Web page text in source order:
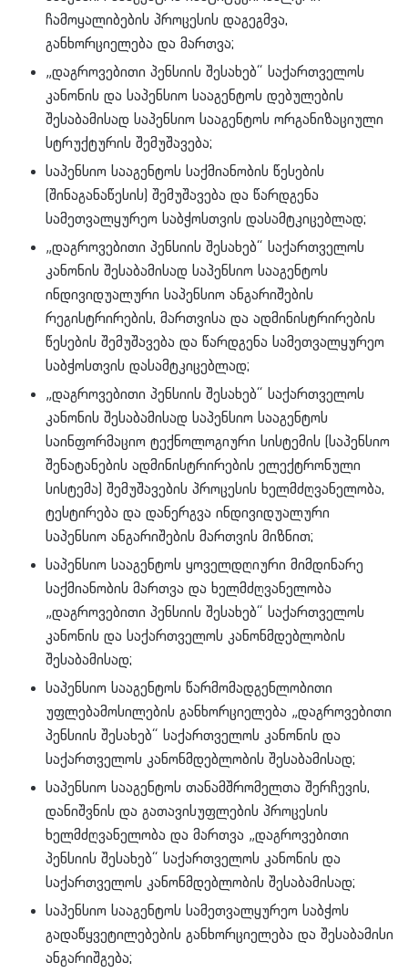
ჩამოყალიბების პროცესის დაგეგმვა,
განხორციელება და მართვა;
„დაგროვებითი პენსიის შესახებ“ საქართველოს
კანონის და საპენსიო სააგენტოს დებულების
შესაბამისად საპენსიო სააგენტოს ორგანიზაციული
სტრუქტურის შემუშავება;
საპენსიო სააგენტოს საქმიანობის წესების
(შინაგანაწესის) შემუშავება და წარდგენა
სამეთვალყურეო საბჭოსთვის დასამტკიცებლად;
„დაგროვებითი პენსიის შესახებ“ საქართველოს
კანონის შესაბამისად საპენსიო სააგენტოს
ინდივიდუალური საპენსიო ანგარიშების
რეგისტრირების, მართვისა და ადმინისტრირების
წესების შემუშავება და წარდგენა სამეთვალყურეო
საბჭოსთვის დასამტკიცებლად;
„დაგროვებითი პენსიის შესახებ“ საქართველოს
კანონის შესაბამისად საპენსიო სააგენტოს
საინფორმაციო ტექნოლოგიური სისტემის (საპენსიო
შენატანების ადმინისტრირების ელექტრონული
სისტემა) შემუშავების პროცესის ხელმძღვანელობა,
ტესტირება და დანერგვა ინდივიდუალური
საპენსიო ანგარიშების მართვის მიზნით;
საპენსიო სააგენტოს ყოველდღიური მიმდინარე
საქმიანობის მართვა და ხელმძღვანელობა
„დაგროვებითი პენსიის შესახებ“ საქართველოს
კანონის და საქართველოს კანონმდებლობის
შესაბამისად;
საპენსიო სააგენტოს წარმომადგენლობითი
უფლებამოსილების განხორციელება „დაგროვებითი
პენსიის შესახებ“ საქართველოს კანონის და
საქართველოს კანონმდებლობის შესაბამისად;
საპენსიო სააგენტოს თანამშრომელთა შერჩევის,
დანიშვნის და გათავისუფლების პროცესის
ხელმძღვანელობა და მართვა „დაგროვებითი
პენსიის შესახებ“ საქართველოს კანონის და
საქართველოს კანონმდებლობის შესაბამისად;
საპენსიო სააგენტოს სამეთვალყურეო საბჭოს
გადაწყვეტილებების განხორციელება და შესაბამისი
ანგარიშგება;